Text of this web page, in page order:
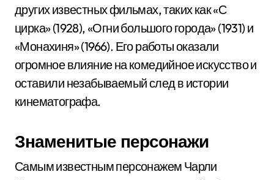
других известных фильмах, таких как «С
цирка» (1928), «Огни большого города» (1931) и
«Монахиня» (1966). Его работы оказали
огромное влияние на комедийное искусство и
оставили незабываемый след в истории
кинематографа.
Знаменитые персонажи
Самым известным персонажем Чарли